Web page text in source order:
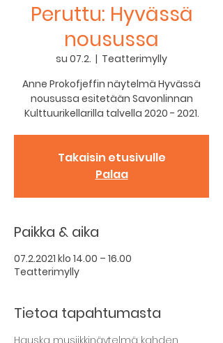
Peruttu: Hyvässä
nousussa
su 07.2.
  |
Teatterimylly
Anne Prokofjeffin näytelmä Hyvässä
nousussa esitetään Savonlinnan
Kulttuurikellarilla talvella 2020 - 2021.
Takaisin etusivulle
Palaa
Paikka & aika
07.2.2021 klo 14.00 – 16.00
Teatterimylly
Tietoa tapahtumasta
Hauska musiikkinäytelmä kahden